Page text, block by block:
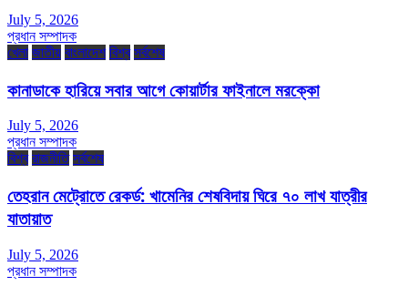
July 5, 2026
প্রধান সম্পাদক
খেলা জাতীয় বাংলাদেশ বিশ্ব সর্বশেষ
কানাডাকে হারিয়ে সবার আগে কোয়ার্টার ফাইনালে মরক্কো
July 5, 2026
প্রধান সম্পাদক
বিশ্ব রাজনীতি সর্বশেষ
তেহরান মেট্রোতে রেকর্ড: খামেনির শেষবিদায় ঘিরে ৭০ লাখ যাত্রীর
যাতায়াত
July 5, 2026
প্রধান সম্পাদক